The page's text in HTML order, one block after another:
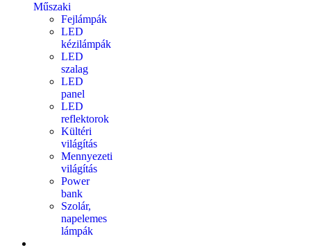
Műszaki
Fejlámpák
LED
kézilámpák
LED
szalag
LED
panel
LED
reflektorok
Kültéri
világítás
Mennyezeti
világítás
Power
bank
Szolár,
napelemes
lámpák